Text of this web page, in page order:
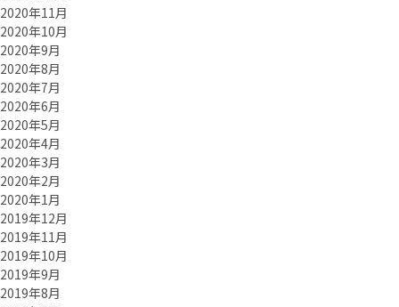
2020年11月
2020年10月
2020年9月
2020年8月
2020年7月
2020年6月
2020年5月
2020年4月
2020年3月
2020年2月
2020年1月
2019年12月
2019年11月
2019年10月
2019年9月
2019年8月